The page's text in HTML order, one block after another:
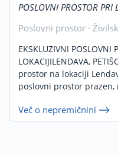
POSLOVNI PROSTOR PRI
Poslovni prostor ·
EKSKLUZIVNI POSLOVNI
LOKACIJILENDAVA,
prostor na lokaciji
poslovni prostor prazen,
Več o nepremičnini